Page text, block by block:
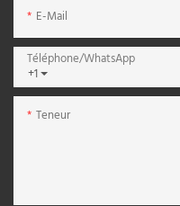
E-Mail
+1
Téléphone/WhatsApp
Teneur